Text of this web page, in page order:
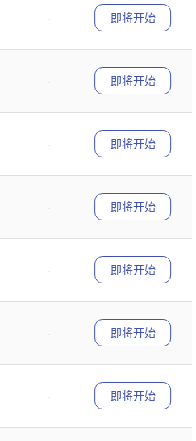
-
即将开始
-
即将开始
-
即将开始
-
即将开始
-
即将开始
-
即将开始
-
即将开始